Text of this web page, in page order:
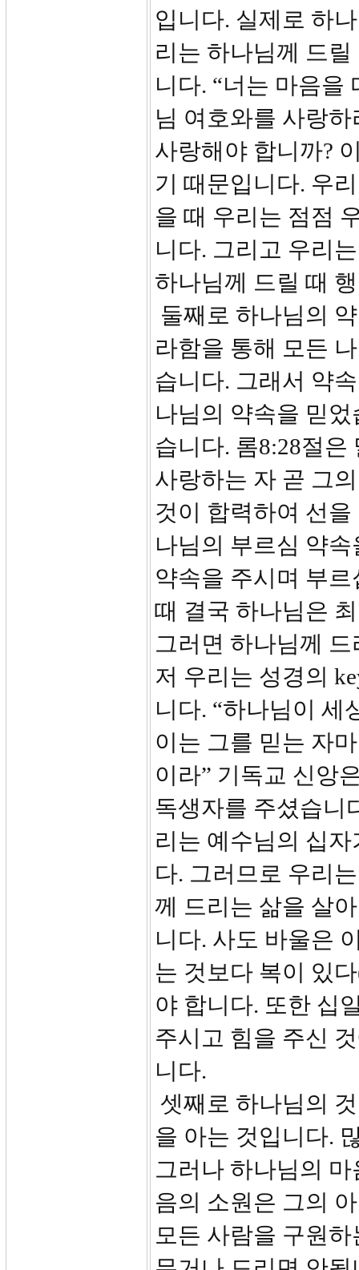
입니다. 실제로 하
리는 하나님께 드
니다. “너는 마음을
님 여호와를 사랑
사랑해야 합니까?
기 때문입니다. 우
을 때 우리는 점점
니다. 그리고 우리
하나님께 드릴 때
둘째로 하나님의
라함을 통해 모든
습니다. 그래서 약
나님의 약속을 믿
습니다. 롬8:28절은
사랑하는 자 곧 그
것이 합력하여 선
나님의 부르심 약
약속을 주시며 부
때 결국 하나님은
그러면 하나님께
저 우리는 성경의
니다. “하나님이 세
이는 그를 믿는 자
이라” 기독교 신앙
독생자를 주셨습니
리는 예수님의 십
다. 그러므로 우리
께 드리는 삶을 살
니다. 사도 바울은
는 것보다 복이 있
야 합니다. 또한 십
주시고 힘을 주신
니다.
셋째로 하나님의
을 아는 것입니다.
그러나 하나님의
음의 소원은 그의
모든 사람을 구원